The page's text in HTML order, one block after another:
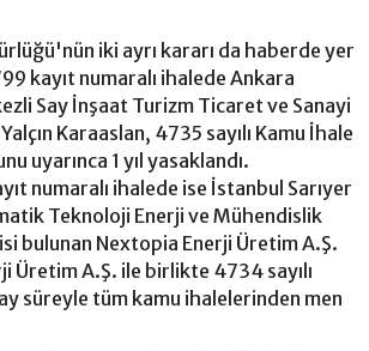
iki ayrı kararı da haberde yer
kayıt numaralı ihalede Ankara
Say İnşaat Turizm Ticaret ve Sanayi
Karaaslan, 4735 sayılı Kamu İhale
uyarınca 1 yıl yasaklandı.
numaralı ihalede ise İstanbul Sarıyer
Teknoloji Enerji ve Mühendislik
bulunan Nextopia Enerji Üretim A.Ş.
Üretim A.Ş. ile birlikte 4734 sayılı
süreyle tüm kamu ihalelerinden men